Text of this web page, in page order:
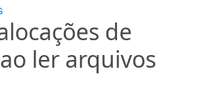
de
ler arquivos